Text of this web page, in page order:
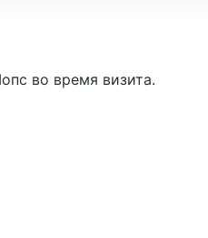
во время визита.